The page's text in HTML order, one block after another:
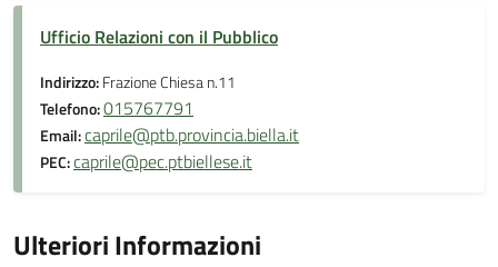
Ufficio Relazioni con il Pubblico
Indirizzo:Frazione Chiesa n.11
Telefono:015767791
Email:caprile@ptb.provincia.biella.it
PEC:caprile@pec.ptbiellese.it
Ulteriori Informazioni